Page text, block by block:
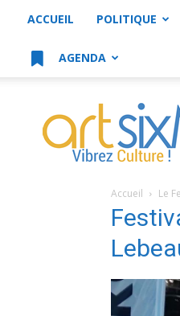
ACCUEIL POLITIQUE
AGENDA
artsixMic
Accueil Le